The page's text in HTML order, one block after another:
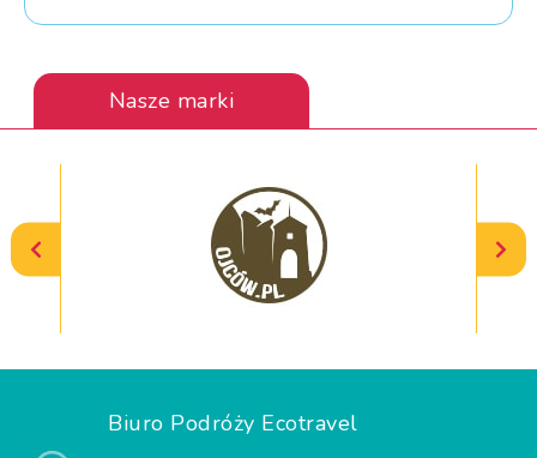
Nasze marki
Biuro Podróży Ecotravel